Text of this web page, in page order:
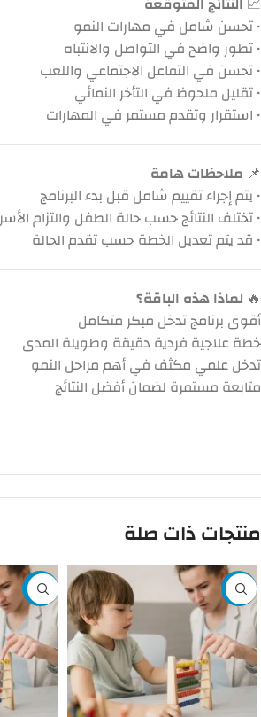
• تحسن شامل في مهارات النمو
• تطور واضح في التواصل والانتباه
• تحسن في التفاعل الاجتماعي واللعب
• تقليل ملحوظ في التأخر النمائي
• استقرار وتقدم مستمر في المهارات
📌 ملاحظات هامة
• يتم إجراء تقييم شامل قبل بدء البرنامج
• تختلف النتائج حسب حالة الطفل والتزام
• قد يتم تعديل الخطة حسب تقدم الحالة
🔥 لماذا هذه الباقة؟
أقوى برنامج تدخل مبكر متكامل
خطة علاجية فردية دقيقة وطويلة المدى
تدخل علمي مكثف في أهم مراحل النمو
متابعة مستمرة لضمان أفضل النتائج
منتجات ذات صلة
-5%
-12%